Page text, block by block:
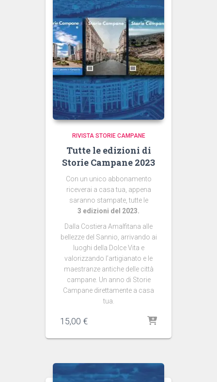
RIVISTA STORIE CAMPANE
Tutte le edizioni di
Storie Campane 2023
Con un unico abbonamento
riceverai a casa tua, appena
saranno stampate, tutte le
3 edizioni del 2023.
Dalla Costiera Amalfitana alle
bellezze del Sannio, arrivando ai
luoghi della Dolce Vita e
valorizzando l’artigianato e le
maestranze antiche delle città
campane. Un anno di Storie
Campane direttamente a casa
tua.
15,00 €